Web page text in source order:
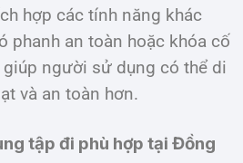
hợp các tính năng khác
phanh an toàn hoặc khóa cố
người sử dụng có thể di
và an toàn hơn.
tập đi phù hợp tại Đồng